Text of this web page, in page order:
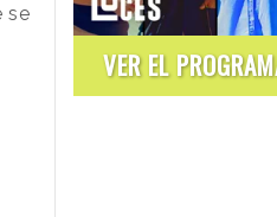
se
VER EL